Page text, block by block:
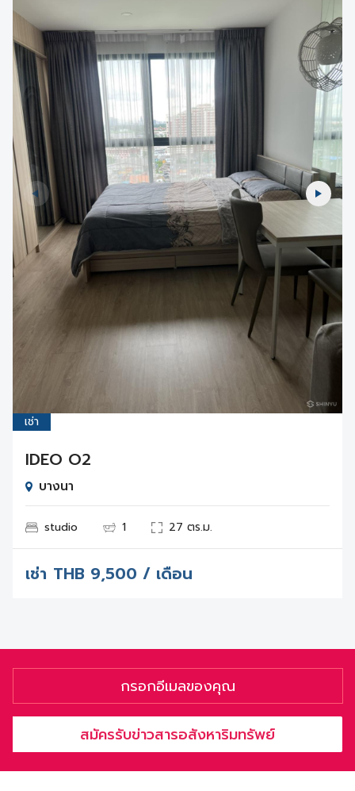
เช่า
IDEO O2
บางนา
studio 1 27 ตร.ม.
เช่า THB 9,500 / เดือน
สมัครรับข่าวสารอสังหาริมทรัพย์